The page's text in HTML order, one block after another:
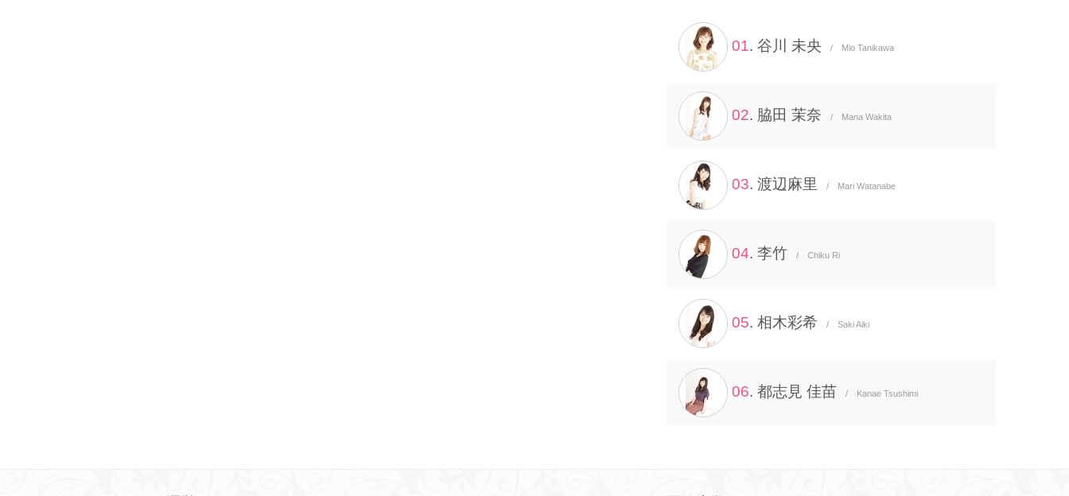
01. 谷川 未央 / Mio Tanikawa
02. 脇田 茉奈 / Mana Wakita
03. 渡辺麻里 / Mari Watanabe
04. 李竹 / Chiku Ri
05. 相木彩希 / Saki Aiki
06. 都志見 佳苗 / Kanae Tsushimi